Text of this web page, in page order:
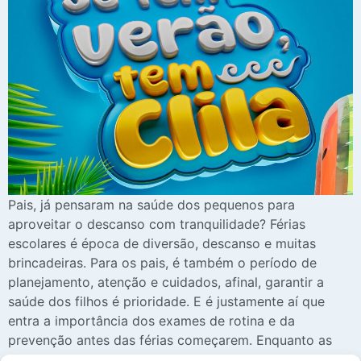
Pais, já pensaram na saúde dos pequenos para
aproveitar o descanso com tranquilidade? Férias
escolares é época de diversão, descanso e muitas
brincadeiras. Para os pais, é também o período de
planejamento, atenção e cuidados, afinal, garantir a
saúde dos filhos é prioridade. E é justamente aí que
entra a importância dos exames de rotina e da
prevenção antes das férias começarem. Enquanto as